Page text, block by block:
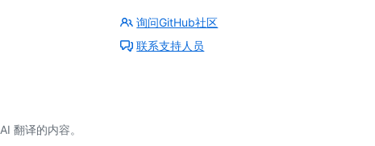
询问GitHub社区
联系支持人员
翻译的内容。